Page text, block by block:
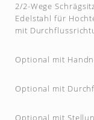
2/2-Wege
Edelstahl für
mit
Optional mit
Optional mit
Optional mit